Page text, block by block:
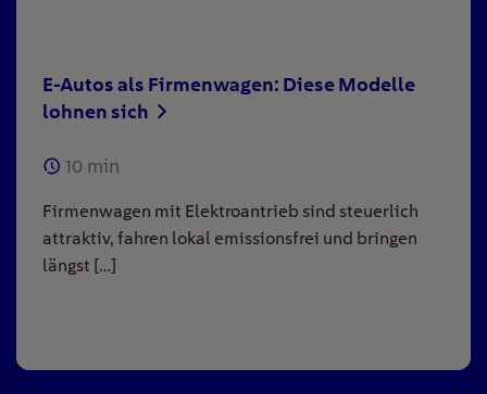
E-Autos als Firmenwagen: Diese Modelle
lohnen sich
10 min
Firmenwagen mit Elektroantrieb sind steuerlich
attraktiv, fahren lokal emissionsfrei und bringen
längst […]